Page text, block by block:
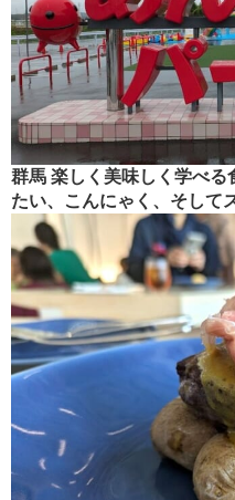
群馬 楽しく美味しく学べ
たい、こんにゃく、そして